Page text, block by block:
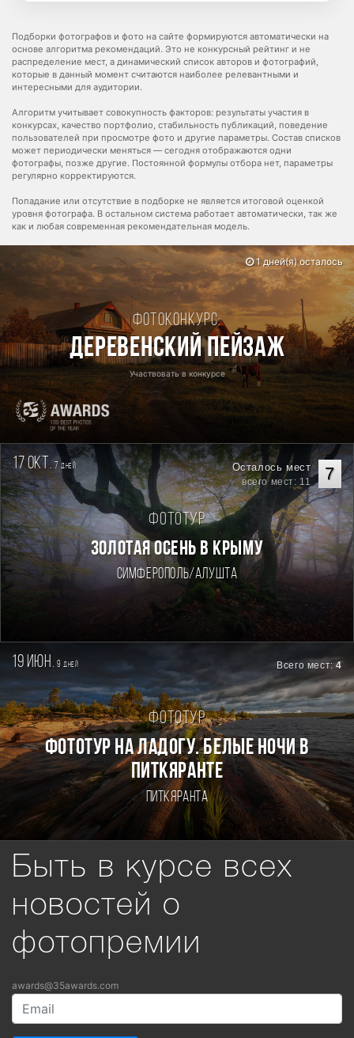
Подборки фотографов и фото на сайте формируются автоматически на
основе алгоритма рекомендаций. Это не конкурсный рейтинг и не
распределение мест, а динамический список авторов и фотографий,
которые в данный момент считаются наиболее релевантными и
интересными для аудитории.
Алгоритм учитывает совокупность факторов: результаты участия в
конкурсах, качество портфолио, стабильность публикаций, поведение
пользователей при просмотре фото и другие параметры. Состав списков
может периодически меняться — сегодня отображаются одни
фотографы, позже другие. Постоянной формулы отбора нет, параметры
регулярно корректируются.
Попадание или отсутствие в подборке не является итоговой оценкой
уровня фотографа. В остальном система работает автоматически, так же
как и любая современная рекомендательная модель.
Фотоконкурс:
Деревенский пейзаж
Участвовать в конкурсе
1 дней(я) осталось
17 окт. 7дней 7
Осталось мест
всего мест: 11
Фототур
ЗОЛОТАЯ ОСЕНЬ В КРЫМУ
Симферополь/Алушта
19 июн. 9дней Всего мест:4
Фототур
Фототур на Ладогу. Белые ночи в
Питкяранте
Питкяранта
Быть в курсе всех
новостей о
фотопремии
awards@35awards.com